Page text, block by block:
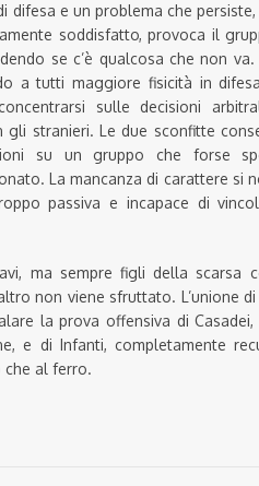
difesa e un problema che
soddisfatto, provoca il
se c’è qualcosa che non
a tutti maggiore fisicità in
sulle decisioni
stranieri. Le due sconfitte
su un gruppo che forse
La mancanza di carattere si
passiva e incapace di
ma sempre figli della scarsa
non viene sfruttato. L’unione
la prova offensiva di
e di Infanti, completamente
che al ferro.